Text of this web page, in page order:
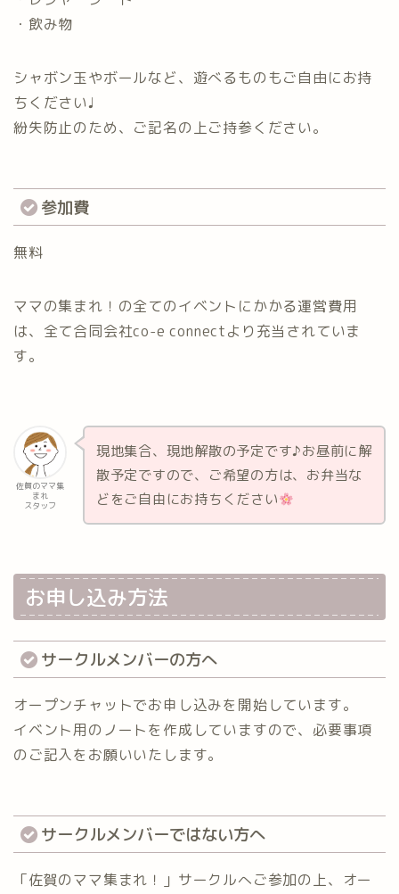
・飲み物
シャボン玉やボールなど、遊べるものもご自由にお持
ちください♩
紛失防止のため、ご記名の上ご持参ください。
参加費
無料
ママの集まれ！の全てのイベントにかかる運営費用
は、全て合同会社co-e connectより充当されていま
す。
佐賀のママ集
まれ
スタッフ
現地集合、現地解散の予定です♪お昼前に解
散予定ですので、ご希望の方は、お弁当な
どをご自由にお持ちください
お申し込み方法
サークルメンバーの方へ
オープンチャットでお申し込みを開始しています。
イベント用のノートを作成していますので、必要事項
のご記入をお願いいたします。
サークルメンバーではない方へ
「佐賀のママ集まれ！」サークルへご参加の上、オー